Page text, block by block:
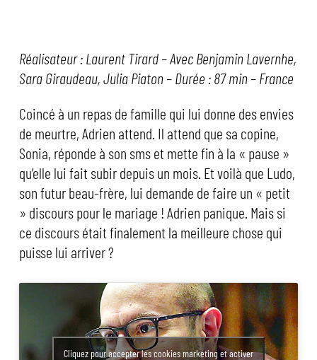
Réalisateur : Laurent Tirard – Avec Benjamin Lavernhe,
Sara Giraudeau, Julia Piaton – Durée : 87 min – France
Coincé à un repas de famille qui lui donne des envies
de meurtre, Adrien attend. Il attend que sa copine,
Sonia, réponde à son sms et mette fin à la « pause »
qu’elle lui fait subir depuis un mois. Et voilà que Ludo,
son futur beau-frère, lui demande de faire un « petit
» discours pour le mariage ! Adrien panique. Mais si
ce discours était finalement la meilleure chose qui
puisse lui arriver ?
Cliquez pour accepter les cookies marketing et activer